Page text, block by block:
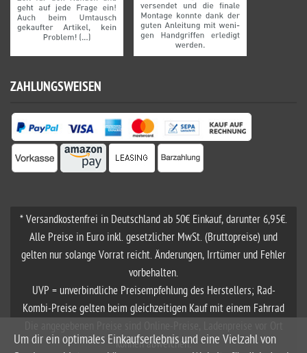
ZAHLUNGSWEISEN
* Versandkostenfrei in Deutschland ab 50€ Einkauf, darunter 6,95€.
Alle Preise in Euro inkl. gesetzlicher MwSt. (Bruttopreise) und
gelten nur solange Vorrat reicht. Änderungen, Irrtümer und Fehler
vorbehalten.
UVP = unverbindliche Preisempfehlung des Herstellers; Rad-
Kombi-Preise gelten beim gleichzeitigen Kauf mit einem Fahrrad
können abweichen.
Um dir ein optimales Einkaufserlebnis und eine Vielzahl von